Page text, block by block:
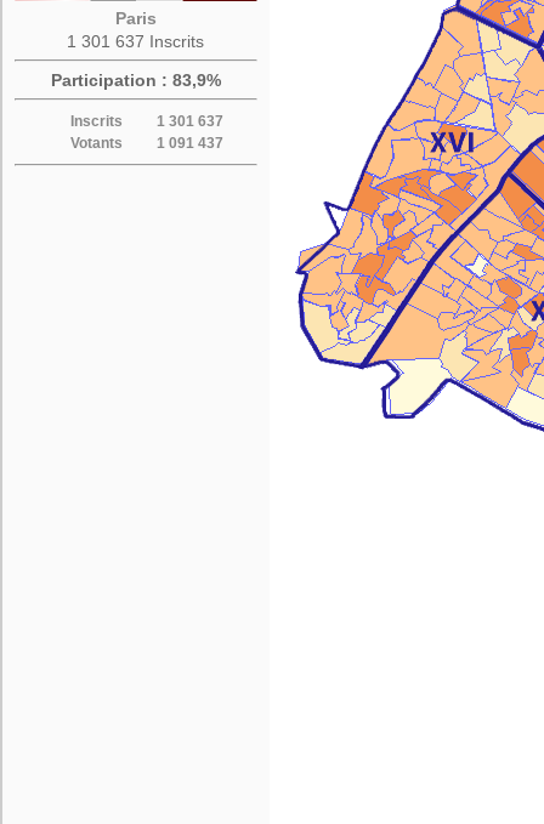
Paris
1 301 637 Inscrits
Participation : 83,9%
Inscrits
1 301 637
Votants
1 091 437